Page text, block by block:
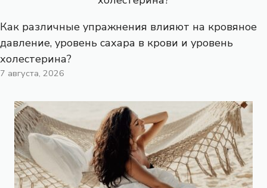
Как различные упражнения влияют на кровяное
давление, уровень сахара в крови и уровень
холестерина?
7 августа, 2026